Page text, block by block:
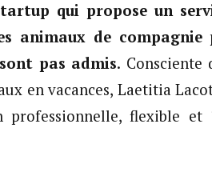
qui propose un
animaux de
pas admis. Consciente
en vacances, Laetitia
professionnelle, flexible et